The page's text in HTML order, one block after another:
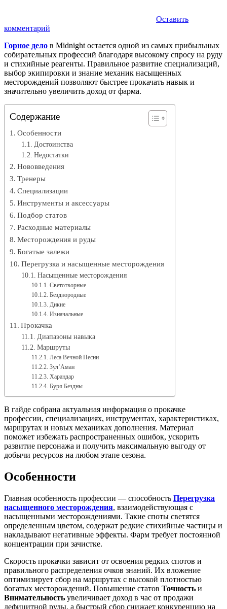
Оставить
комментарий
Горное дело в Midnight остается одной из самых прибыльных
собирательных профессий благодаря высокому спросу на руду
и стихийные реагенты. Правильное развитие специализаций,
выбор экипировки и знание механик насыщенных
месторождений позволяют быстрее прокачать навык и
значительно увеличить доход от фарма.
Содержание
Особенности
Достоинства
Недостатки
Нововведения
Тренеры
Специализации
Инструменты и аксессуары
Подбор статов
Расходные материалы
Месторождения и руды
Богатые залежи
Перегрузка и насыщенные месторождения
Насыщенные месторождения
Светотворные
Безднородные
Дикие
Изначальные
Прокачка
Диапазоны навыка
Маршруты
Леса Вечной Песни
Зул’Аман
Харандар
Буря Бездны
В гайде собрана актуальная информация о прокачке
профессии, специализациях, инструментах, характеристиках,
маршрутах и новых механиках дополнения. Материал
поможет избежать распространенных ошибок, ускорить
развитие персонажа и получить максимальную выгоду от
добычи ресурсов на любом этапе сезона.
Особенности
Главная особенность профессии — способность Перегрузка
насыщенного месторождения, взаимодействующая с
насыщенными месторождениями. Такие споты светятся
определенным цветом, содержат редкие стихийные частицы и
накладывают негативные эффекты. Фарм требует постоянной
концентрации при зачистке.
Скорость прокачки зависит от освоения редких спотов и
правильного распределения очков знаний. Их вложение
оптимизирует сбор на маршрутах с высокой плотностью
богатых месторождений. Повышение статов Точность и
Внимательность увеличивает доход в час от продажи
дефицитной руды, а быстрый сбор снижает конкуренцию на